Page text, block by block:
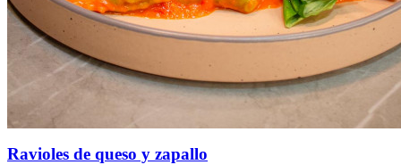
Ravioles de queso y zapallo